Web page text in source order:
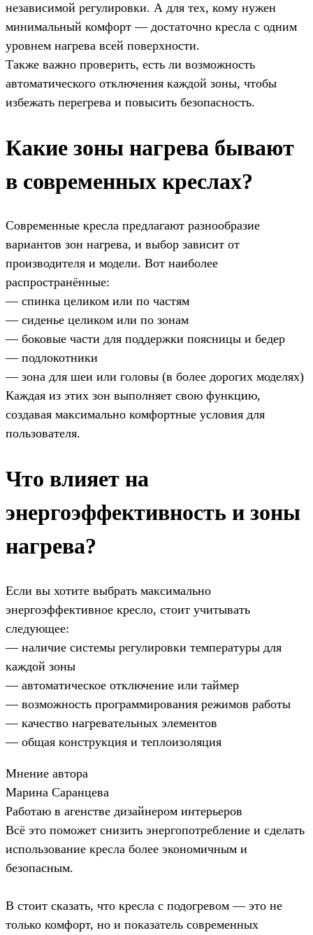
независимой регулировки. А для тех, кому нужен
минимальный комфорт — достаточно кресла с одним
уровнем нагрева всей поверхности.
Также важно проверить, есть ли возможность
автоматического отключения каждой зоны, чтобы
избежать перегрева и повысить безопасность.
Какие зоны нагрева бывают
в современных креслах?
Современные кресла предлагают разнообразие
вариантов зон нагрева, и выбор зависит от
производителя и модели. Вот наиболее
распространённые:
— спинка целиком или по частям
— сиденье целиком или по зонам
— боковые части для поддержки поясницы и бедер
— подлокотники
— зона для шеи или головы (в более дорогих моделях)
Каждая из этих зон выполняет свою функцию,
создавая максимально комфортные условия для
пользователя.
Что влияет на
энергоэффективность и зоны
нагрева?
Если вы хотите выбрать максимально
энергоэффективное кресло, стоит учитывать
следующее:
— наличие системы регулировки температуры для
каждой зоны
— автоматическое отключение или таймер
— возможность программирования режимов работы
— качество нагревательных элементов
— общая конструкция и теплоизоляция
Мнение автора
Марина Саранцева
Работаю в агенстве дизайнером интерьеров
Всё это поможет снизить энергопотребление и сделать
использование кресла более экономичным и
безопасным.
В стоит сказать, что кресла с подогревом — это не
только комфорт, но и показатель современных